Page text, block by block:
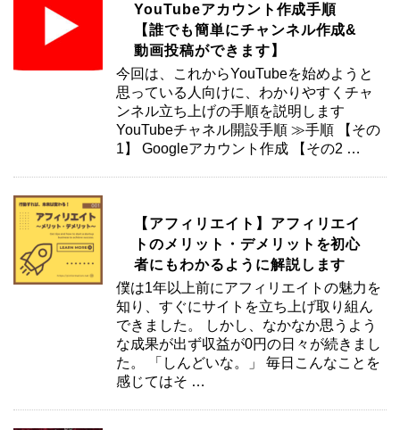
YouTubeアカウント作成手順
【誰でも簡単にチャンネル作成&
動画投稿ができます】
今回は、これからYouTubeを始めようと
思っている人向けに、わかりやすくチャ
ンネル立ち上げの手順を説明します
YouTubeチャネル開設手順 ≫手順 【その
1】 Googleアカウント作成 【その2 …
【アフィリエイト】アフィリエイ
トのメリット・デメリットを初心
者にもわかるように解説します
僕は1年以上前にアフィリエイトの魅力を
知り、すぐにサイトを立ち上げ取り組ん
できました。 しかし、なかなか思うよう
な成果が出ず収益が0円の日々が続きまし
た。 「しんどいな。」 毎日こんなことを
感じてはそ …